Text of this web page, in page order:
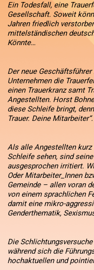
Ein Todesfall, eine
Gesellschaft. Soweit
Jahren friedlich
mittelständischen
Könnte…
Der neue
Unternehmen die
einen Trauerkranz samt
Angestellten. Horst
diese Schleife bringt,
Trauer. Deine Mitarbeiter“.
Als alle Angestellten kurz
Schleife sehen, sind
ausgesprochen irritiert.
Oder Mitarbeiter_Innen
Gemeinde – allen voran
von einem sprachlichen
damit eine mikro-
Genderthematik,
Die
während sich die
hochaktuellen und